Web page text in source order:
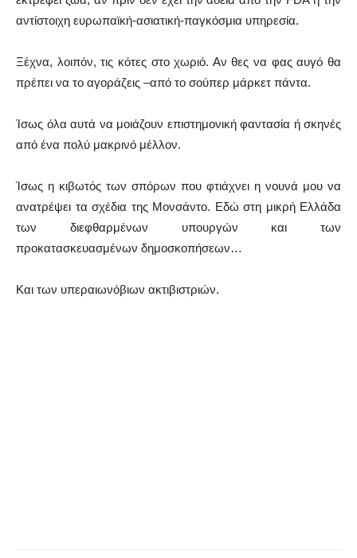
αντίστοιχη ευρωπαϊκή-ασιατική-παγκόσμια υπηρεσία.
Ξέχνα, λοιπόν, τις κότες στο χωριό. Αν θες να φας αυγό θα
πρέπει να το αγοράζεις –από το σούπερ μάρκετ πάντα.
Ίσως όλα αυτά να μοιάζουν επιστημονική φαντασία ή σκηνές
από ένα πολύ μακρινό μέλλον.
Ίσως η κιβωτός των σπόρων που φτιάχνει η νουνά μου να
ανατρέψει τα σχέδια της Μονσάντο. Εδώ στη μικρή Ελλάδα
των διεφθαρμένων υπουργών και των
προκατασκευασμένων δημοσκοπήσεων…
Και των υπεραιωνόβιων ακτιβιστριών.